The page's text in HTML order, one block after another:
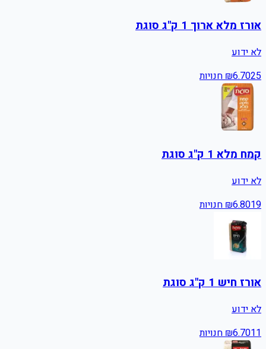
אורז מלא ארוך 1 ק"ג סוגת
לא ידוע
₪6.7025 חנויות
קמח מלא 1 ק"ג סוגת
לא ידוע
₪6.8019 חנויות
אורז חיש 1 ק"ג סוגת
לא ידוע
₪6.7011 חנויות